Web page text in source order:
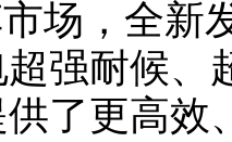
场，全新
强耐候、
了更高效